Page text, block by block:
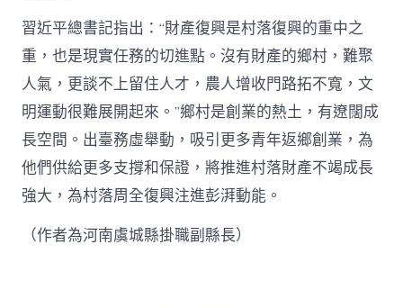
習近平總書記指出：“財產復興是村落復興的重中之
重，也是現實任務的切進點。沒有財產的鄉村，難聚
人氣，更談不上留住人才，農人增收門路拓不寬，文
明運動很難展開起來。”鄉村是創業的熱土，有遼闊成
長空間。出臺務虛舉動，吸引更多青年返鄉創業，為
他們供給更多支撐和保證，將推進村落財產不竭成長
強大，為村落周全復興注進彭湃動能。
（作者為河南虞城縣掛職副縣長）